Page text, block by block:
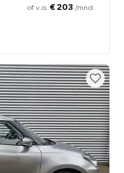
of v.a. € 203 /mnd